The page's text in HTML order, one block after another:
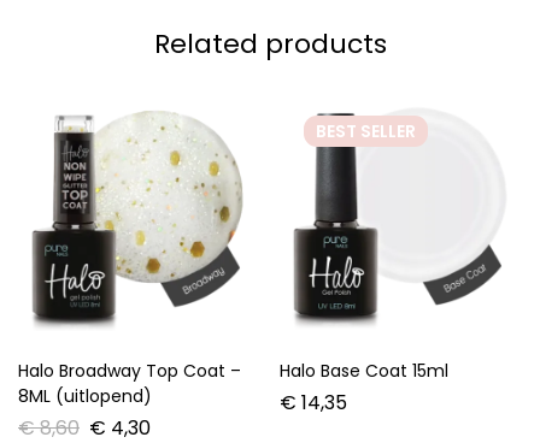
Related products
Halo Broadway Top Coat –
8ML (uitlopend)
€8,60 € 4,30
BEST SELLER
Halo Base Coat 15ml
€ 14,35